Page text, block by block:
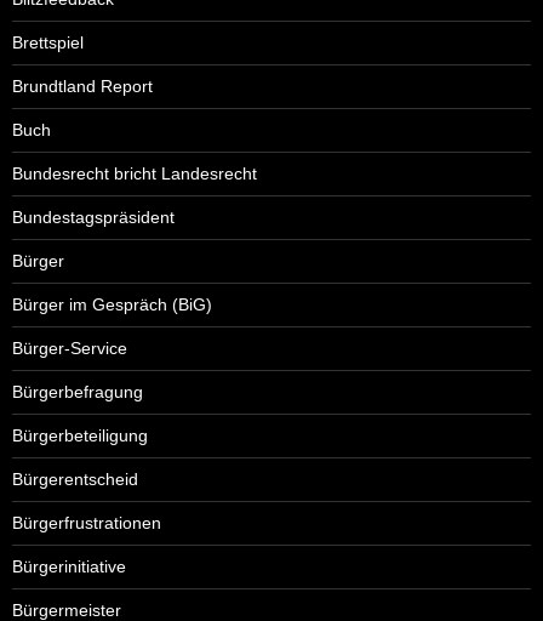
Brettspiel
Brundtland Report
Buch
Bundesrecht bricht Landesrecht
Bundestagspräsident
Bürger
Bürger im Gespräch (BiG)
Bürger-Service
Bürgerbefragung
Bürgerbeteiligung
Bürgerentscheid
Bürgerfrustrationen
Bürgerinitiative
Bürgermeister